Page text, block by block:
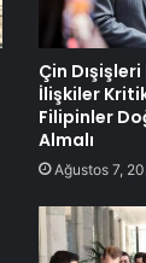
Çin
İlişkiler
Filipinler
Almalı
Ağustos 7,